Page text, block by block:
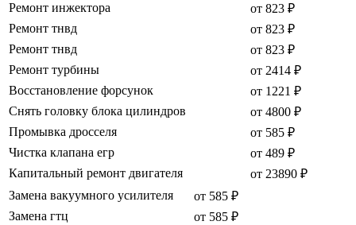
Ремонт инжектора
от 823 ₽
Ремонт тнвд
от 823 ₽
Ремонт тнвд
от 823 ₽
Ремонт турбины
от 2414 ₽
Восстановление форсунок
от 1221 ₽
Снять головку блока цилиндров
от 4800 ₽
Промывка дросселя
от 585 ₽
Чистка клапана егр
от 489 ₽
Капитальный ремонт двигателя
от 23890 ₽
Замена вакуумного усилителя
от 585 ₽
Замена гтц
от 585 ₽